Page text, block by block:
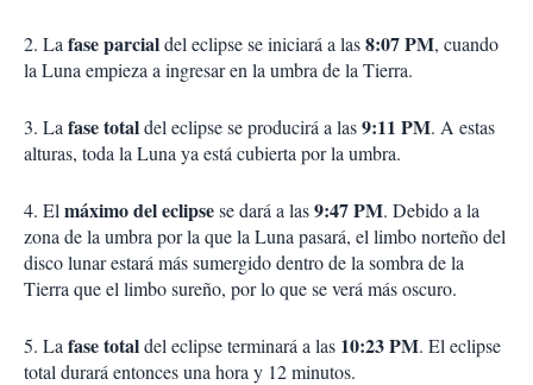
2. La fase parcialdel eclipse se iniciará a las8:07 PM, cuando
la Luna empieza a ingresar en la umbra de la Tierra.
3. La fase totaldel eclipse se producirá a las9:11 PM. A estas
alturas, toda la Luna ya está cubierta por la umbra.
4. El máximo del eclipsese dará a las9:47 PM. Debido a la
zona de la umbra por la que la Luna pasará, el limbo norteño del
disco lunar estará más sumergido dentro de la sombra de la
Tierra que el limbo sureño, por lo que se verá más oscuro.
5. La fase totaldel eclipse terminará a las 10:23 PM. El eclipse
total durará entonces una hora y 12 minutos.